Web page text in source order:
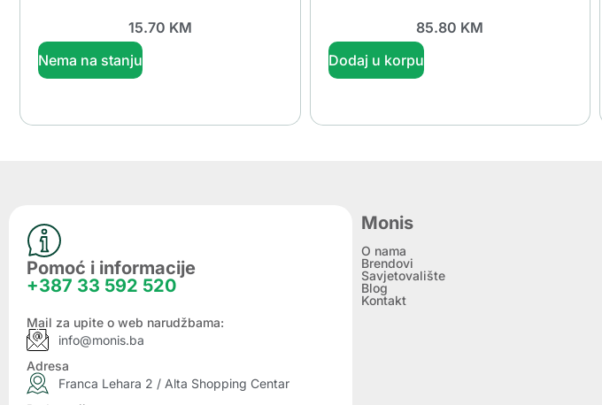
15.70 KM
Nema na stanju
85.80 KM
Dodaj u korpu
Pomoć i informacije
+387 33 592 520
Mail za upite o web narudžbama:
info@monis.ba
Adresa
Franca Lehara 2 / Alta Shopping Centar
Monis
O nama
Brendovi
Savjetovalište
Blog
Kontakt